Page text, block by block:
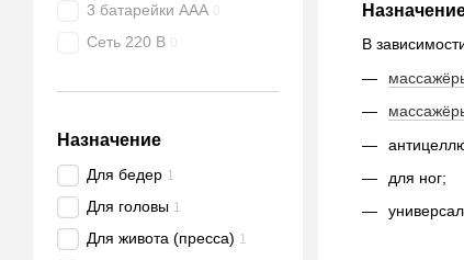
В
для ног;
3 батарейки ААА
Сеть 220 В
Назначение
Для бедер 1
Для головы 1
Для живота (пресса) 1